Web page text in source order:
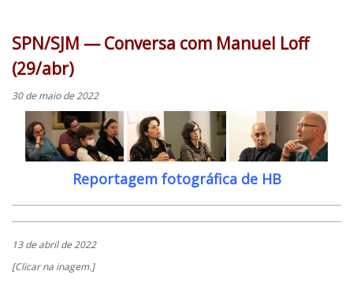
SPN/SJM — Conversa com Manuel Loff
(29/abr)
30 de maio de 2022
Reportagem fotográfica de HB
13 de abril de 2022
[Clicar na inagem.]